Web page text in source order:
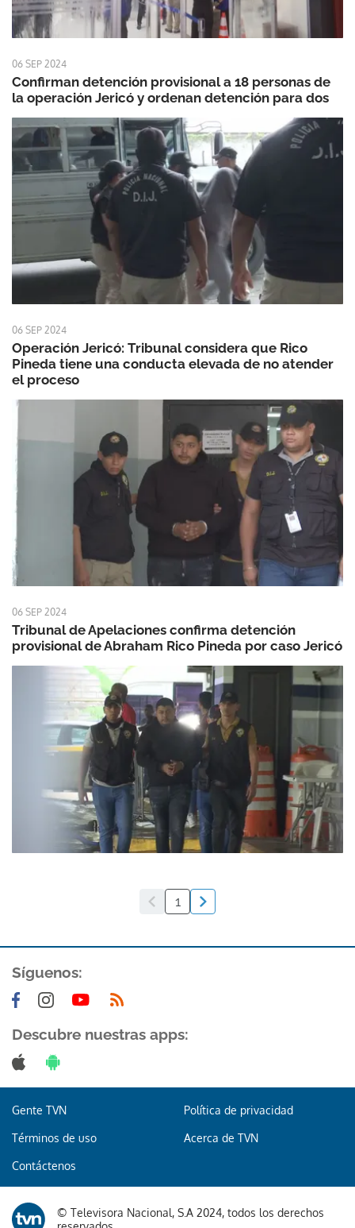
06 SEP 2024
Confirman detención provisional a 18 personas de
la operación Jericó y ordenan detención para dos
06 SEP 2024
Operación Jericó: Tribunal considera que Rico
Pineda tiene una conducta elevada de no atender
el proceso
06 SEP 2024
Tribunal de Apelaciones confirma detención
provisional de Abraham Rico Pineda por caso Jericó
1
Síguenos:
Descubre nuestras apps:
Gente TVN Política de privacidad
Términos de uso Acerca de TVN
Contáctenos
© Televisora Nacional, S.A 2024, todos los derechos